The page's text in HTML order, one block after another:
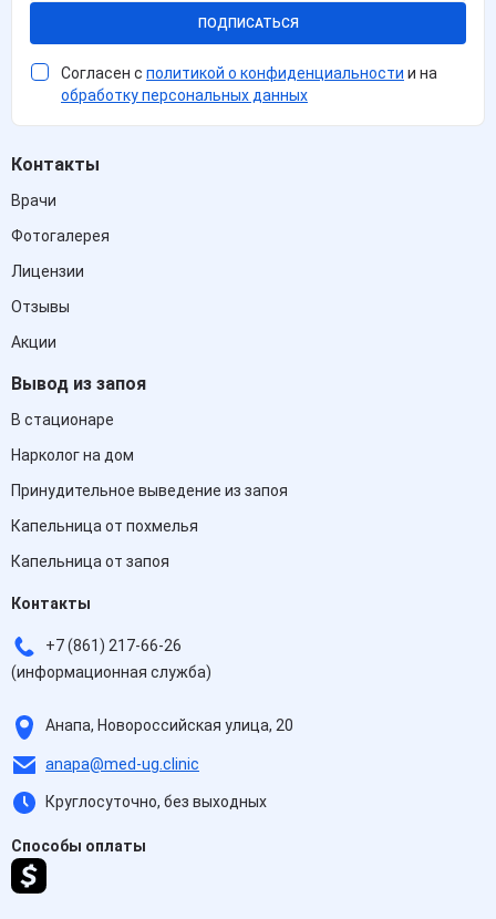
ПОДПИСАТЬСЯ
Согласен с политикой о конфиденциальности и на
обработку персональных данных
Контакты
Врачи
Фотогалерея
Лицензии
Отзывы
Акции
Вывод из запоя
В стационаре
Нарколог на дом
Принудительное выведение из запоя
Капельница от похмелья
Капельница от запоя
Контакты
+7 (861) 217-66-26
(информационная служба)
Анапа, Новороссийская улица, 20
anapa@med-ug.clinic
Круглосуточно, без выходных
Способы оплаты